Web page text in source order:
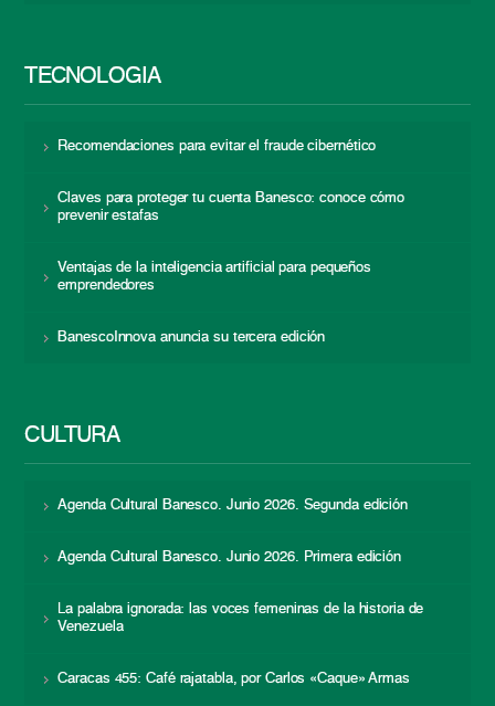
TECNOLOGÍA
Recomendaciones para evitar el fraude cibernético
Claves para proteger tu cuenta Banesco: conoce cómo
prevenir estafas
Ventajas de la inteligencia artificial para pequeños
emprendedores
BanescoInnova anuncia su tercera edición
CULTURA
Agenda Cultural Banesco. Junio 2026. Segunda edición
Agenda Cultural Banesco. Junio 2026. Primera edición
La palabra ignorada: las voces femeninas de la historia de
Venezuela
Caracas 455: Café rajatabla, por Carlos «Caque» Armas